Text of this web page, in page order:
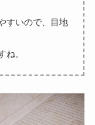
すいので、目地
ね。